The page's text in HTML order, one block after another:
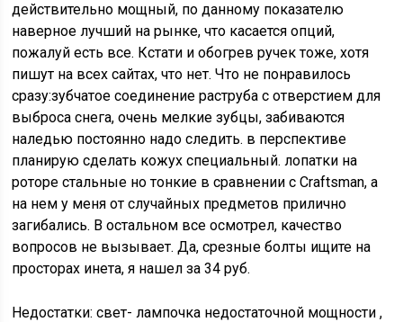
действительно мощный, по данному показателю
наверное лучший на рынке, что касается опций,
пожалуй есть все. Кстати и обогрев ручек тоже, хотя
пишут на всех сайтах, что нет. Что не понравилось
сразу:зубчатое соединение раструба с отверстием для
выброса снега, очень мелкие зубцы, забиваются
наледью постоянно надо следить. в перспективе
планирую сделать кожух специальный. лопатки на
роторе стальные но тонкие в сравнении с Craftsman, а
на нем у меня от случайных предметов прилично
загибались. В остальном все осмотрел, качество
вопросов не вызывает. Да, срезные болты ищите на
просторах инета, я нашел за 34 руб.
Недостатки: свет- лампочка недостаточной мощности ,